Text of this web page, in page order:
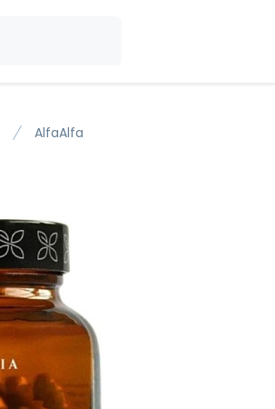
AlfaAlfa